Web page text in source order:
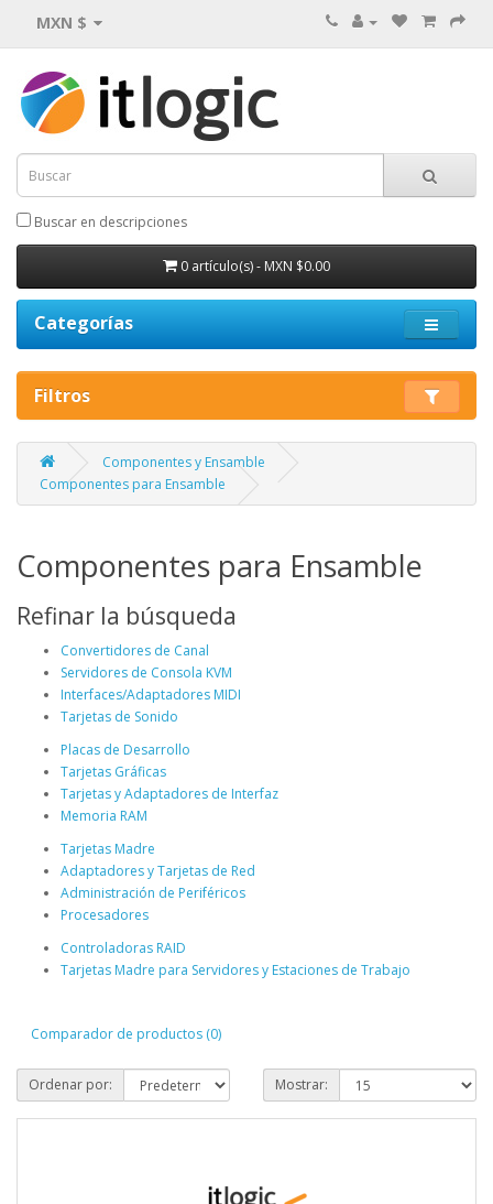
MXN $
Buscar en descripciones
0 artículo(s) - MXN $0.00
Categorías
Filtros
Componentes y Ensamble
Componentes para Ensamble
Componentes para Ensamble
Refinar la búsqueda
Convertidores de Canal
Servidores de Consola KVM
Interfaces/Adaptadores MIDI
Tarjetas de Sonido
Placas de Desarrollo
Tarjetas Gráficas
Tarjetas y Adaptadores de Interfaz
Memoria RAM
Tarjetas Madre
Adaptadores y Tarjetas de Red
Administración de Periféricos
Procesadores
Controladoras RAID
Tarjetas Madre para Servidores y Estaciones de Trabajo
Comparador de productos (0)
Ordenar por: Mostrar: